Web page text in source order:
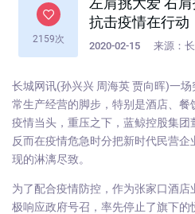
2159次
左肩挑大爱 右
抗击疫情在行动
2020-02-15 来源：
长城网讯(孙兴兴 周海英 贾向晖)一
常生产经营的脚步，特别是酒店、餐
疫情当头，重压之下，蓝鲸控股集团
反而在疫情危急时分把新时代民营
现的淋漓尽致。
为了配合疫情防控，作为张家口酒店
极响应政府号召，率先停止了旗下的